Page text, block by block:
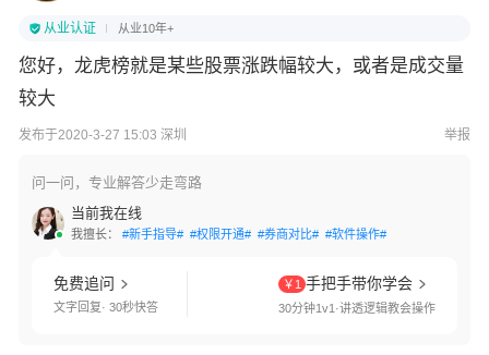
从业认证 从业10年+
您好，龙虎榜就是某些股票涨跌幅较大，或者是成交量
较大
发布于2020-3-27 15:03 深圳 举报
问一问，专业解答少走弯路
当前我在线
我擅长： #新手指导# #权限开通# #券商对比# #软件操作#
免费追问
文字回复· 30秒快答
￥1 手把手带你学会
30分钟1v1·讲透逻辑教会操作